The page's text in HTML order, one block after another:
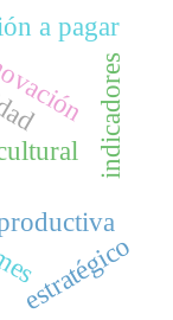
a pagar
indicadores
estratégico